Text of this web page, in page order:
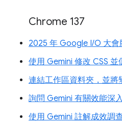
Chrome 137
2025 年 Google I/O 大會
使用 Gemini 修改 CSS 並
連結工作區資料夾，並將
詢問 Gemini 有關效能深
使用 Gemini 註解成效調